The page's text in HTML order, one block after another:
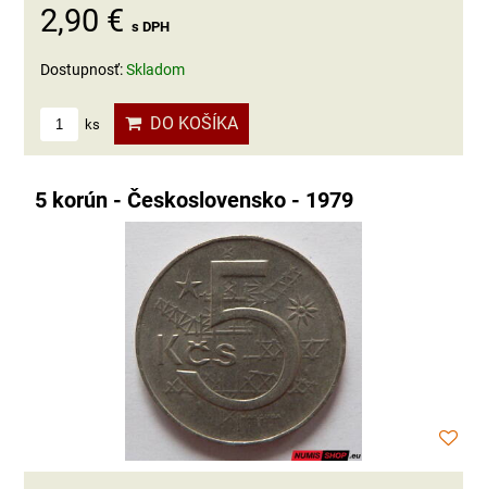
2,90 € s DPH
Dostupnosť:Skladom
ks DO KOŠÍKA
5 korún - Československo - 1979